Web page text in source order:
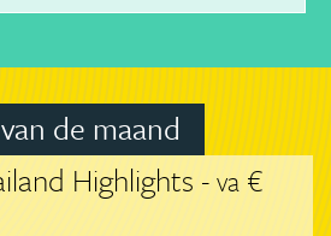
de maand
Highlights -va €